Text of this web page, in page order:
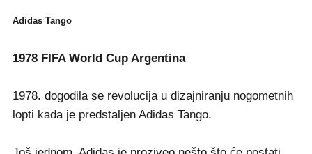
Adidas Tango
1978 FIFA World Cup Argentina
1978. dogodila se revolucija u dizajniranju nogometnih
lopti kada je predstaljen Adidas Tango.